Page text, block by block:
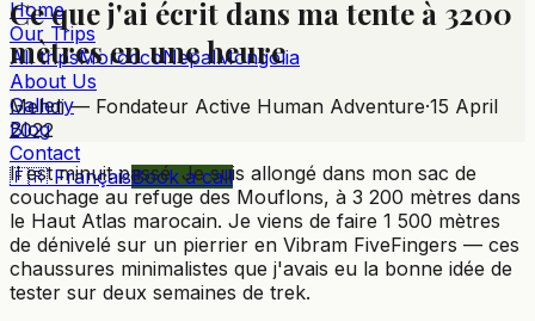
Home
Our Trips
All tripsMoroccoNepalMongolia
About Us
Gallery
Blog
Contact
🇫🇷 FrançaisBook a call
Ce que j'ai écrit dans ma tente à 3200
mètres en une heure
Mehdi — Fondateur Active Human Adventure·15 April
2022
Il est minuit passé. Je suis allongé dans mon sac de
couchage au refuge des Mouflons, à 3 200 mètres dans
le Haut Atlas marocain. Je viens de faire 1 500 mètres
de dénivelé sur un pierrier en Vibram FiveFingers — ces
chaussures minimalistes que j'avais eu la bonne idée de
tester sur deux semaines de trek.